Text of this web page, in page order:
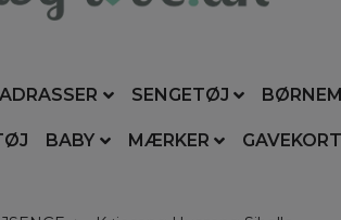
SENGETØJ
BABY MÆRKER GAVEKORT